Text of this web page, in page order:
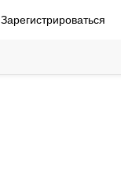
Зарегистрироваться